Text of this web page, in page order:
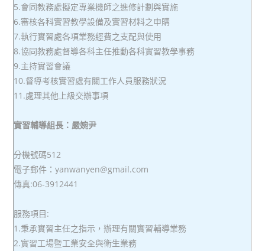
5.會同教務處擬定專業機師之進修計劃與實施
6.審核各科實習教學設備及實習材料之申購
7.執行實習處各項業務經費之支配與使用
8.協同教務處督導各科主任推動各科實習教學事務
9.主持實習會議
10.督導考核實習處有關工作人員服務狀況
11.處理其他上級交辦事項
實習輔導組長：嚴婉尹
分機號碼512
電子郵件：yanwanyen@gmail.com
傳真:06-3912441
服務項目:
1.秉承實習主任之指示，辦理有關實習輔導業務
2.實習工場暨工業安全與衛生業務